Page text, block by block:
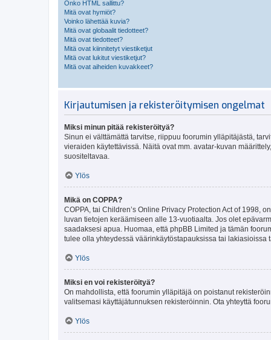
Onko HTML sallittu?
Mitä ovat hymiöt?
Voinko lähettää kuvia?
Mitä ovat globaalit tiedotteet?
Mitä ovat tiedotteet?
Mitä ovat kiinnitetyt viestiketjut
Mitä ovat lukitut viestiketjut?
Mitä ovat aiheiden kuvakkeet?
Kirjautumisen ja rekisteröitymisen ongelmat
Miksi minun pitää rekisteröityä?
Sinun ei välttämättä tarvitse, riippuu foorumin ylläpitäjästä,
vieraiden käytettävissä. Näitä ovat mm. avatar-kuvan
suositeltavaa.
Ylös
Mikä on COPPA?
COPPA, tai Children’s Online Privacy Protection Act of
luvan tietojen keräämiseen alle 13-vuotiaalta. Jos olet
saadaksesi apua. Huomaa, että phpBB Limited ja tämän
tulee olla yhteydessä väärinkäytöstapauksissa tai lakiasioissa
Ylös
Miksi en voi rekisteröityä?
On mahdollista, että foorumin ylläpitäjä on poistanut
valitsemasi käyttäjätunnuksen rekisteröinnin. Ota yhteyttä
Ylös